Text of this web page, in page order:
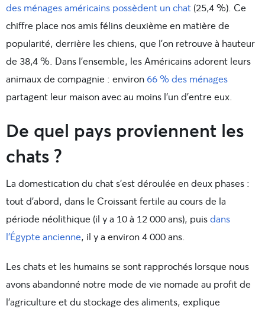
des ménages américains possèdent un chat (25,4 %). Ce
chiffre place nos amis félins deuxième en matière de
popularité, derrière les chiens, que l’on retrouve à hauteur
de 38,4 %. Dans l’ensemble, les Américains adorent leurs
animaux de compagnie : environ 66 % des ménages
partagent leur maison avec au moins l’un d’entre eux.
De quel pays proviennent les
chats ?
La domestication du chat s’est déroulée en deux phases :
tout d’abord, dans le Croissant fertile au cours de la
période néolithique (il y a 10 à 12 000 ans), puisdans
l’Égypte ancienne, il y a environ 4 000 ans.
Les chats et les humains se sont rapprochés lorsque nous
avons abandonné notre mode de vie nomade au profit de
l’agriculture et du stockage des aliments, explique